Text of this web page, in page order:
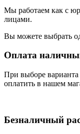
Мы работаем как с
лицами.
Вы можете выбрать
Оплата
При выборе
оплатить в нашем
Безналичный